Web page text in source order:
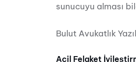
sunucuyu alması
Bulut Avukatlık
Acil Felaket